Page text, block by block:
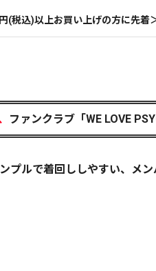
(税込)以上お買い上げの方に先着
ファンクラブ「WE LOVE
プルで着回ししやすい、メ